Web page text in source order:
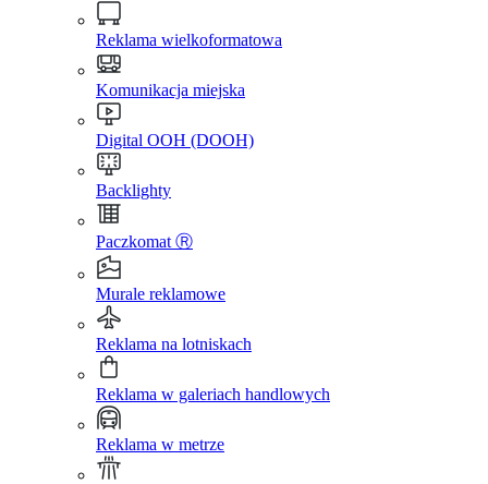
Reklama wielkoformatowa
Komunikacja miejska
Digital OOH (DOOH)
Backlighty
Paczkomat Ⓡ
Murale reklamowe
Reklama na lotniskach
Reklama w galeriach handlowych
Reklama w metrze